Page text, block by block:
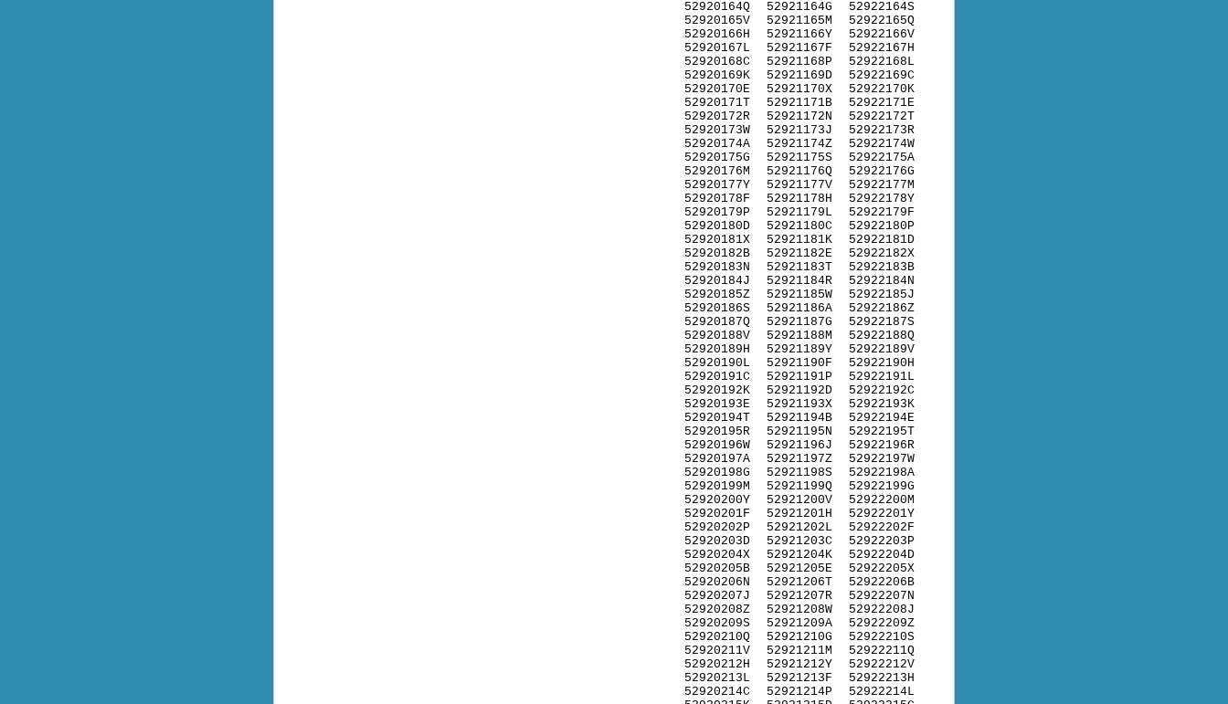
52920164Q
52920165V
52920166H
52920167L
52920168C
52920169K
52920170E
52920171T
52920172R
52920173W
52920174A
52920175G
52920176M
52920177Y
52920178F
52920179P
52920180D
52920181X
52920182B
52920183N
52920184J
52920185Z
52920186S
52920187Q
52920188V
52920189H
52920190L
52920191C
52920192K
52920193E
52920194T
52920195R
52920196W
52920197A
52920198G
52920199M
52920200Y
52920201F
52920202P
52920203D
52920204X
52920205B
52920206N
52920207J
52920208Z
52920209S
52920210Q
52920211V
52920212H
52920213L
52920214C
52921164G
52921165M
52921166Y
52921167F
52921168P
52921169D
52921170X
52921171B
52921172N
52921173J
52921174Z
52921175S
52921176Q
52921177V
52921178H
52921179L
52921180C
52921181K
52921182E
52921183T
52921184R
52921185W
52921186A
52921187G
52921188M
52921189Y
52921190F
52921191P
52921192D
52921193X
52921194B
52921195N
52921196J
52921197Z
52921198S
52921199Q
52921200V
52921201H
52921202L
52921203C
52921204K
52921205E
52921206T
52921207R
52921208W
52921209A
52921210G
52921211M
52921212Y
52921213F
52921214P
52922164S
52922165Q
52922166V
52922167H
52922168L
52922169C
52922170K
52922171E
52922172T
52922173R
52922174W
52922175A
52922176G
52922177M
52922178Y
52922179F
52922180P
52922181D
52922182X
52922183B
52922184N
52922185J
52922186Z
52922187S
52922188Q
52922189V
52922190H
52922191L
52922192C
52922193K
52922194E
52922195T
52922196R
52922197W
52922198A
52922199G
52922200M
52922201Y
52922202F
52922203P
52922204D
52922205X
52922206B
52922207N
52922208J
52922209Z
52922210S
52922211Q
52922212V
52922213H
52922214L